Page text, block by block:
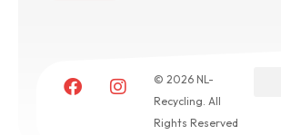
© 2026 NL-
Recycling. All
Rights Reserved